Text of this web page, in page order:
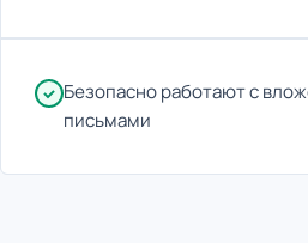
Безопасно работают с
письмами